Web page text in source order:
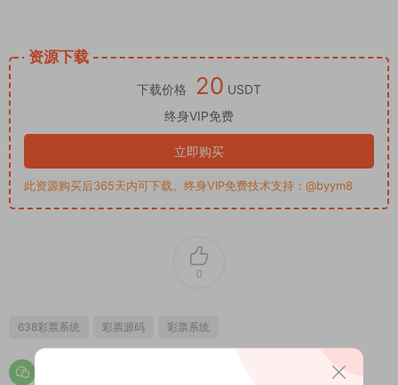
资源下载
下载价格 20 USDT
终身VIP免费
立即购买
此资源购买后365天内可下载。终身VIP免费技术支持：@byym8
0
638彩票系统 彩票源码 彩票系统